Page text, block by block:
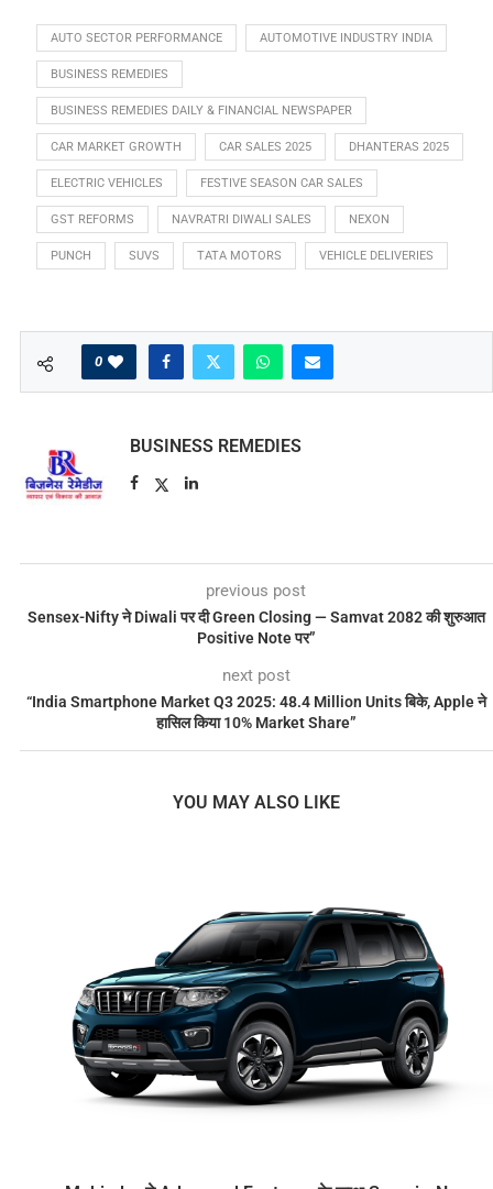
AUTO SECTOR PERFORMANCE AUTOMOTIVE INDUSTRY INDIA
BUSINESS REMEDIES
BUSINESS REMEDIES DAILY & FINANCIAL NEWSPAPER
CAR MARKET GROWTH CAR SALES 2025 DHANTERAS 2025
ELECTRIC VEHICLES FESTIVE SEASON CAR SALES
GST REFORMS NAVRATRI DIWALI SALES NEXON
PUNCH SUVS TATA MOTORS VEHICLE DELIVERIES
0
BUSINESS REMEDIES
previous post
Sensex-Nifty ने Diwali पर दी Green Closing — Samvat 2082 की शुरुआत
Positive Note पर”
next post
“India Smartphone Market Q3 2025: 48.4 Million Units बिके, Apple ने
हासिल किया 10% Market Share”
YOU MAY ALSO LIKE